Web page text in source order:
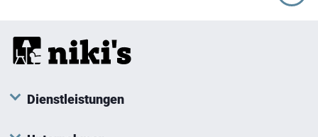
Dienstleistungen